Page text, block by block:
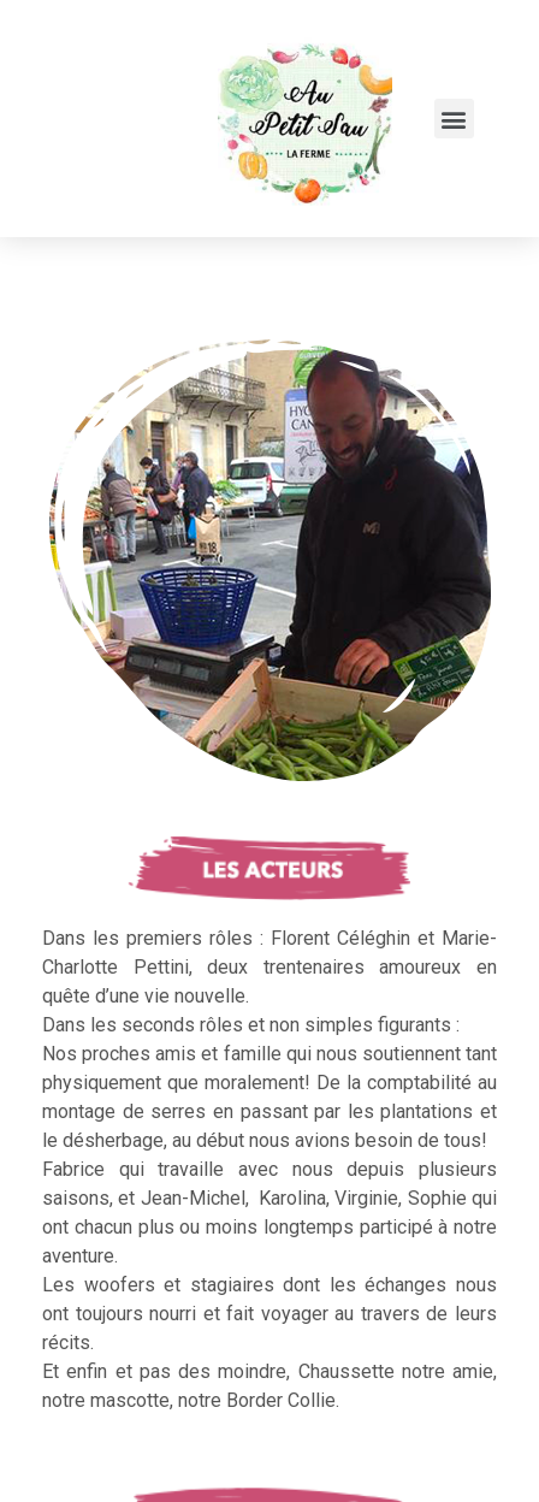
Dans les premiers rôles : Florent Céléghin et Marie-
Charlotte Pettini, deux trentenaires amoureux en
quête d’une vie nouvelle.
Dans les seconds rôles et non simples figurants :
Nos proches amis et famille qui nous soutiennent tant
physiquement que moralement! De la comptabilité au
montage de serres en passant par les plantations et
le désherbage, au début nous avions besoin de tous!
Fabrice qui travaille avec nous depuis plusieurs
saisons, et Jean-Michel, Karolina, Virginie, Sophie qui
ont chacun plus ou moins longtemps participé à notre
aventure.
Les woofers et stagiaires dont les échanges nous
ont toujours nourri et fait voyager au travers de leurs
récits.
Et enfin et pas des moindre, Chaussette notre amie,
notre mascotte, notre Border Collie.